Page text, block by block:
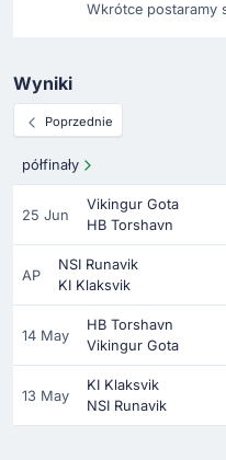
Wkrótce postaramy
Wyniki
Poprzednie
półfinały
25 Jun
Vikingur Gota
HB Torshavn
AP
NSI Runavik
KI Klaksvik
14 May
HB Torshavn
Vikingur Gota
13 May
KI Klaksvik
NSI Runavik